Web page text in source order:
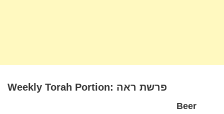
Weekly Torah Portion: פרשת ראה
Beer